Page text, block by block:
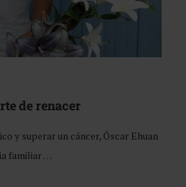
de renacer
y superar un cáncer, Óscar Ehuan
familiar …